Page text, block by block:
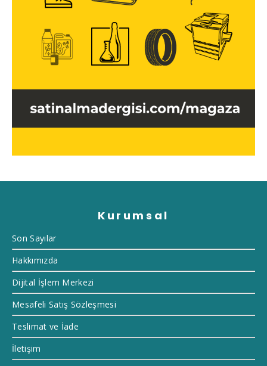
Kurumsal
Son Sayılar
Hakkımızda
Dijital İşlem Merkezi
Mesafeli Satış Sözleşmesi
Teslimat ve İade
İletişim